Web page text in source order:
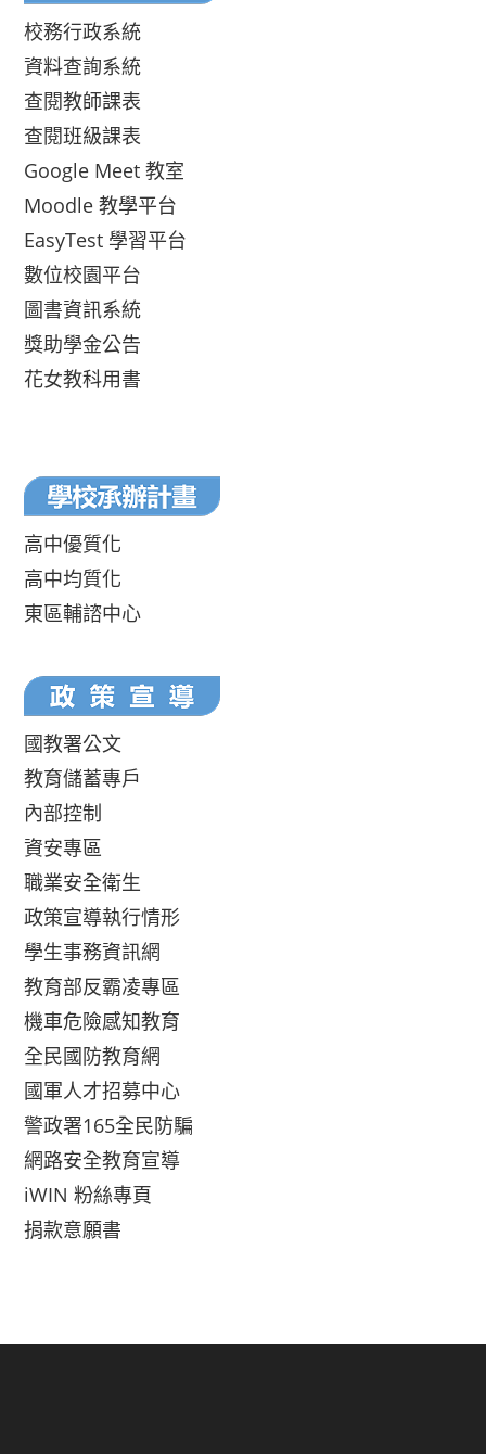
校務行政系統
資料查詢系統
查閱教師課表
查閱班級課表
Google Meet 教室
Moodle 教學平台
EasyTest 學習平台
數位校園平台
圖書資訊系統
獎助學金公告
花女教科用書
高中優質化
高中均質化
東區輔諮中心
國教署公文
教育儲蓄專戶
內部控制
資安專區
職業安全衛生
政策宣導執行情形
學生事務資訊網
教育部反霸凌專區
機車危險感知教育
全民國防教育網
國軍人才招募中心
警政署165全民防騙
網路安全教育宣導
iWIN 粉絲專頁
捐款意願書